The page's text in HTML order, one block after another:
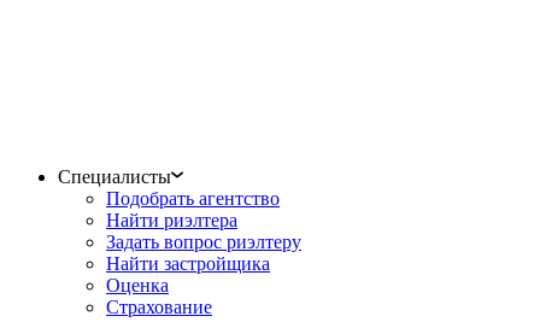
Специалисты
Подобрать агентство
Найти риэлтера
Задать вопрос риэлтеру
Найти застройщика
Оценка
Страхование